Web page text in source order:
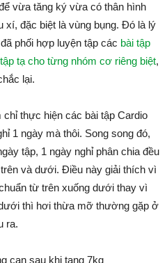
vừa tăng ký vừa có thân hình
xí, đặc biệt là vùng bụng. Đó là lý
phối hợp luyện tập các bài tập
tập tạ cho từng nhóm cơ riêng biệt,
lại.
thực hiện các bài tập Cardio
1 ngày mà thôi. Song song đó,
tập, 1 ngày nghỉ phân chia đều
và dưới. Điều này giải thích vì
từ trên xuống dưới thay vì
thì hơi thừa mỡ thường gặp ở
ra.